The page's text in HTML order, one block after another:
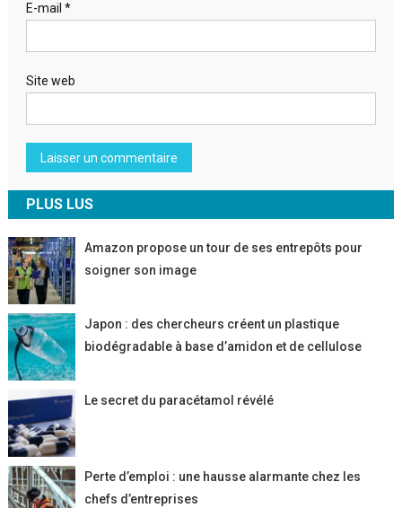
E-mail *
Site web
PLUS LUS
Amazon propose un tour de ses entrepôts pour
soigner son image
Japon : des chercheurs créent un plastique
biodégradable à base d’amidon et de cellulose
Le secret du paracétamol révélé
Perte d’emploi : une hausse alarmante chez les
chefs d’entreprises